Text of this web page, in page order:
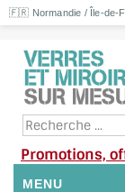
🇫🇷 Normandie / Île-de-
Promotions,
MENU